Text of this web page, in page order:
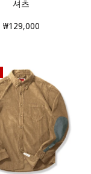
셔츠
₩129,000